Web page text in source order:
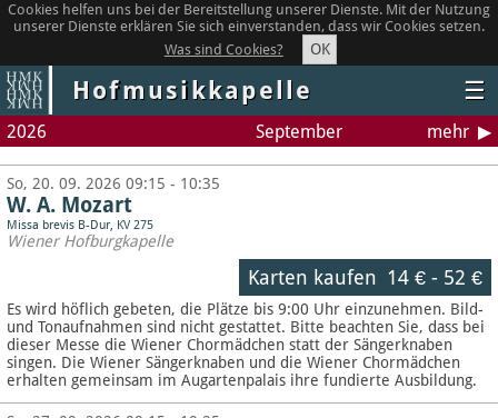
Cookies helfen uns bei der Bereitstellung unserer Dienste. Mit der Nutzung
unserer Dienste erklären Sie sich einverstanden, dass wir Cookies setzen.
Was sind Cookies?
OK
Hofmusikkapelle ☰
2026 September mehr
So, 20. 09. 2026 09:15 - 10:35
W. A. Mozart
Missa brevis B-Dur, KV 275
Wiener Hofburgkapelle
Karten kaufen 14 €- 52 €
Es wird höflich gebeten, die Plätze bis 9:00 Uhr einzunehmen. Bild-
und Tonaufnahmen sind nicht gestattet. Bitte beachten Sie, dass bei
dieser Messe die Wiener Chormädchen statt der Sängerknaben
singen. Die Wiener Sängerknaben und die Wiener Chormädchen
erhalten gemeinsam im Augartenpalais ihre fundierte Ausbildung.